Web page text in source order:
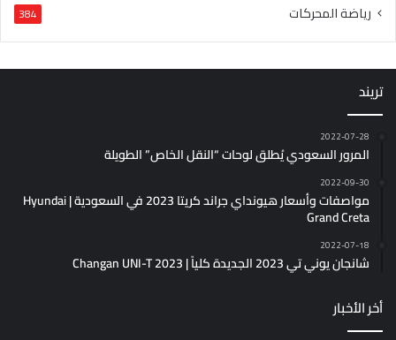
رياضة المحركات 384
تريند
2022-07-28
المرور السعودي يُطلق لوحات “النقل الخاص” الطويلة
2022-09-30
مواصفات وأسعار هيونداي جراند كريتا 2023 في السعودية | Hyundai
Grand Creta
2022-07-18
شانجان يوني تي 2023 الجديدة كلياً | Changan UNI-T 2023
أخر الأخبار